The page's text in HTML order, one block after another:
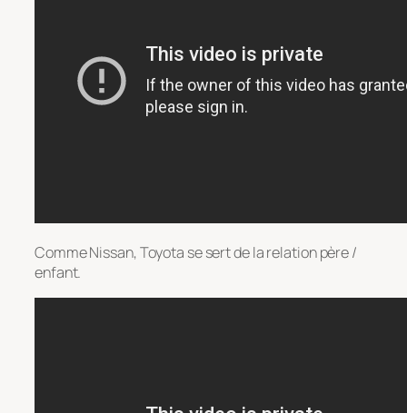
Comme Nissan, Toyota se sert de la relation père /
enfant.